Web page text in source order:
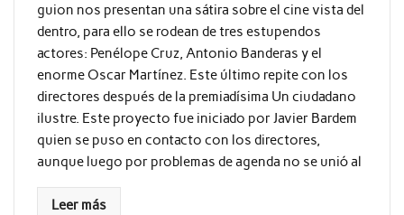
guion nos presentan una sátira sobre el cine vista del
dentro, para ello se rodean de tres estupendos
actores: Penélope Cruz, Antonio Banderas y el
enorme Oscar Martínez. Este último repite con los
directores después de la premiadísima Un ciudadano
ilustre. Este proyecto fue iniciado por Javier Bardem
quien se puso en contacto con los directores,
aunque luego por problemas de agenda no se unió al
Leer más